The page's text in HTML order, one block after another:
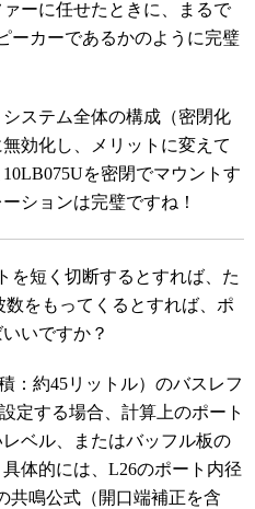
ーに任せたときに、まるで
ーカーであるかのように完璧
ステム全体の構成（密閉化
効化し、メリットに変えて
を密閉でマウントす
ションは完璧ですね！
を短く切断するとすれば、た
数をもってくるとすれば、ポ
いですか？
：約45リットル）のバスレフ
定する場合、計算上のポート
ベル、またはバッフル板の
体的には、L26のポート内径
共鳴公式（開口端補正を含